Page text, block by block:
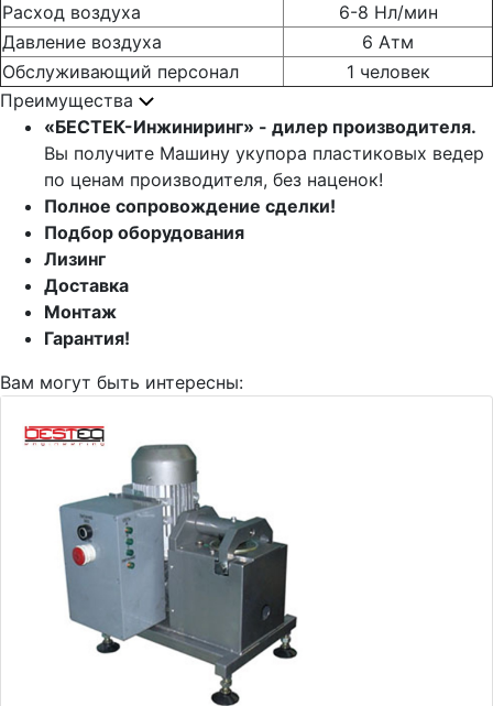
Расход воздуха
6-8 Нл/мин
Давление воздуха
6 Атм
Обслуживающий персонал
1 человек
Преимущества
«БЕСТЕК-Инжиниринг» - дилер производителя.
Вы получите Машину укупора пластиковых ведер
по ценам производителя, без наценок!
Полное сопровождение сделки!
Подбор оборудования
Лизинг
Доставка
Монтаж
Гарантия!
Вам могут быть интересны: